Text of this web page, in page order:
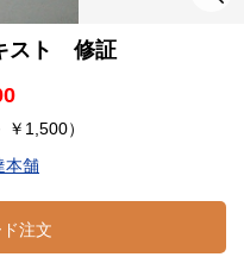
スト 修証
￥1,500）
本舗
注文